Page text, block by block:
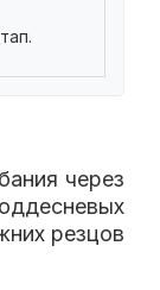
через
резцов